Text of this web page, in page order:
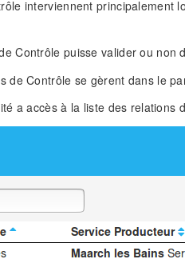
interviennent principalement
Contrôle puisse valider ou
de Contrôle se gèrent dans le
a accès à la liste des relations